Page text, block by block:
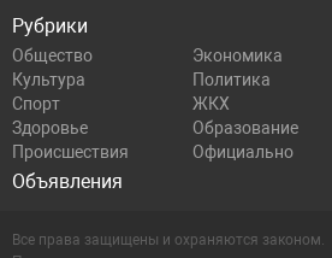
Рубрики
Общество
Экономика
Культура
Политика
Спорт
ЖКХ
Здоровье
Образование
Происшествия
Официально
Объявления
Все права защищены и охраняются законом.